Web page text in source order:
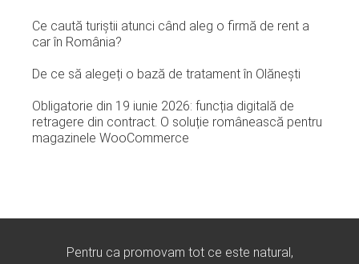
Ce caută turiștii atunci când aleg o firmă de rent a
car în România?
De ce să alegeți o bază de tratament în Olănești
Obligatorie din 19 iunie 2026: funcția digitală de
retragere din contract. O soluție românească pentru
magazinele WooCommerce
Pentru ca promovam tot ce este natural,